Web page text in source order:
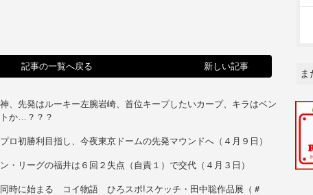
記事の一覧へ戻る 新しい記事
、先発はルーキー左腕岩崎、首位キープしたいカープ、キラはベン
か…？？？
ロ初勝利目指し、今夜東京ドームの先発マウンドへ（４月９日）
・リーグの福井は６回２失点（自責１）で交代（４月３日）
時に始まる コイ物語 ひろスポ!スケッチ・田中聡作品展（＃
ま